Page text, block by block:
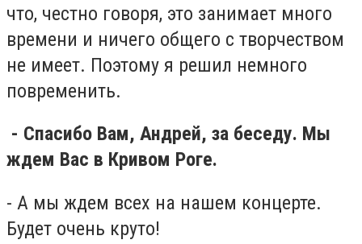
что, честно говоря, это занимает много
времени и ничего общего с творчеством
не имеет. Поэтому я решил немного
повременить.
- Спасибо Вам, Андрей, за беседу. Мы
ждем Вас в Кривом Роге.
- А мы ждем всех на нашем концерте.
Будет очень круто!